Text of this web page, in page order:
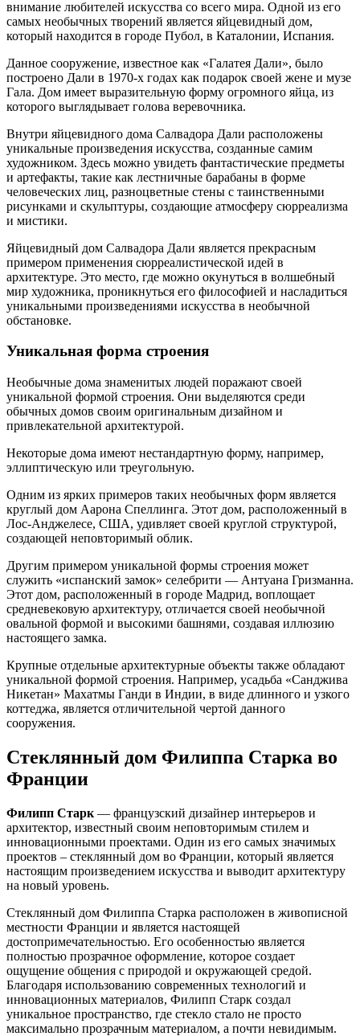
внимание любителей искусства со всего мира. Одной из его
самых необычных творений является яйцевидный дом,
который находится в городе Пубол, в Каталонии, Испания.
Данное сооружение, известное как «Галатея Дали», было
построено Дали в 1970-х годах как подарок своей жене и музе
Гала. Дом имеет выразительную форму огромного яйца, из
которого выглядывает голова веревочника.
Внутри яйцевидного дома Салвадора Дали расположены
уникальные произведения искусства, созданные самим
художником. Здесь можно увидеть фантастические предметы
и артефакты, такие как лестничные барабаны в форме
человеческих лиц, разноцветные стены с таинственными
рисунками и скульптуры, создающие атмосферу сюрреализма
и мистики.
Яйцевидный дом Салвадора Дали является прекрасным
примером применения сюрреалистической идей в
архитектуре. Это место, где можно окунуться в волшебный
мир художника, проникнуться его философией и насладиться
уникальными произведениями искусства в необычной
обстановке.
Уникальная форма строения
Необычные дома знаменитых людей поражают своей
уникальной формой строения. Они выделяются среди
обычных домов своим оригинальным дизайном и
привлекательной архитектурой.
Некоторые дома имеют нестандартную форму, например,
эллиптическую или треугольную.
Одним из ярких примеров таких необычных форм является
круглый дом Аарона Спеллинга. Этот дом, расположенный в
Лос-Анджелесе, США, удивляет своей круглой структурой,
создающей неповторимый облик.
Другим примером уникальной формы строения может
служить «испанский замок» селебрити — Антуана Гризманна.
Этот дом, расположенный в городе Мадрид, воплощает
средневековую архитектуру, отличается своей необычной
овальной формой и высокими башнями, создавая иллюзию
настоящего замка.
Крупные отдельные архитектурные объекты также обладают
уникальной формой строения. Например, усадьба «Санджива
Никетан» Махатмы Ганди в Индии, в виде длинного и узкого
коттеджа, является отличительной чертой данного
сооружения.
Стеклянный дом Филиппа Старка во
Франции
Филипп Старк — французский дизайнер интерьеров и
архитектор, известный своим неповторимым стилем и
инновационными проектами. Один из его самых значимых
проектов – стеклянный дом во Франции, который является
настоящим произведением искусства и выводит архитектуру
на новый уровень.
Стеклянный дом Филиппа Старка расположен в живописной
местности Франции и является настоящей
достопримечательностью. Его особенностью является
полностью прозрачное оформление, которое создает
ощущение общения с природой и окружающей средой.
Благодаря использованию современных технологий и
инновационных материалов, Филипп Старк создал
уникальное пространство, где стекло стало не просто
максимально прозрачным материалом, а почти невидимым.